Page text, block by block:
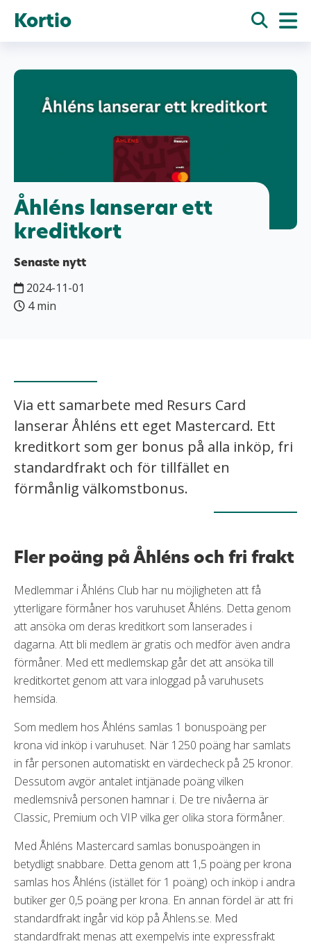
Kortio
Åhléns lanserar ett
kreditkort
Senaste nytt
2024-11-01
4 min
Via ett samarbete med Resurs Card
lanserar Åhléns ett eget Mastercard. Ett
kreditkort som ger bonus på alla inköp, fri
standardfrakt och för tillfället en
förmånlig välkomstbonus.
Fler poäng på Åhléns och fri frakt
Medlemmar i Åhléns Club har nu möjligheten att få
ytterligare förmåner hos varuhuset Åhléns. Detta genom
att ansöka om deras kreditkort som lanserades i
dagarna. Att bli medlem är gratis och medför även andra
förmåner. Med ett medlemskap går det att ansöka till
kreditkortet genom att vara inloggad på varuhusets
hemsida.
Som medlem hos Åhléns samlas 1 bonuspoäng per
krona vid inköp i varuhuset. När 1250 poäng har samlats
in får personen automatiskt en värdecheck på 25 kronor.
Dessutom avgör antalet intjänade poäng vilken
medlemsnivå personen hamnar i. De tre nivåerna är
Classic, Premium och VIP vilka ger olika stora förmåner.
Med Åhléns Mastercard samlas bonuspoängen in
betydligt snabbare. Detta genom att 1,5 poäng per krona
samlas hos Åhléns (istället för 1 poäng) och inköp i andra
butiker ger 0,5 poäng per krona. En annan fördel är att fri
standardfrakt ingår vid köp på Åhlens.se. Med
standardfrakt menas att exempelvis inte expressfrakt